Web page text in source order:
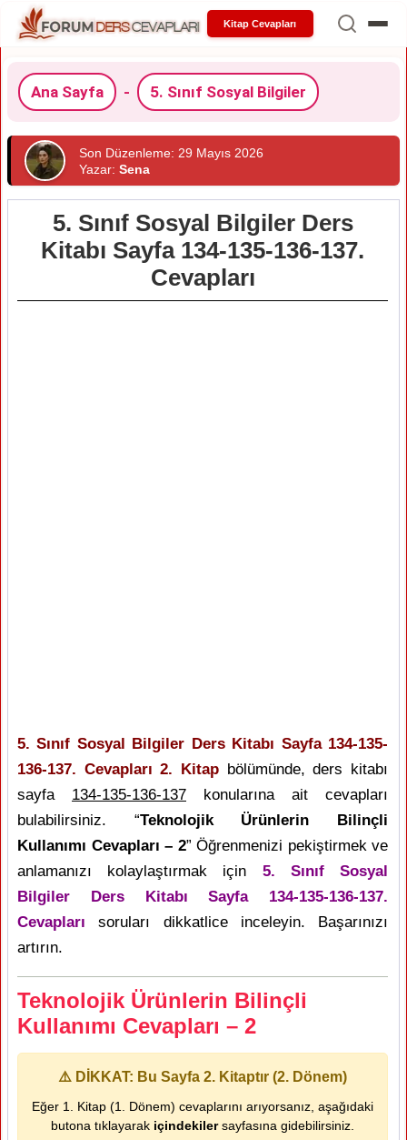
Kitap Cevapları
Ana Sayfa - 5. Sınıf Sosyal Bilgiler
Son Düzenleme: 29 Mayıs 2026
Yazar: Sena
5. Sınıf Sosyal Bilgiler Ders
Kitabı Sayfa 134-135-136-137.
Cevapları
5. Sınıf Sosyal Bilgiler Ders Kitabı Sayfa 134-135-
136-137. Cevapları 2. Kitap bölümünde, ders kitabı
sayfa 134-135-136-137 konularına ait cevapları
bulabilirsiniz. “Teknolojik Ürünlerin Bilinçli
Kullanımı Cevapları – 2” Öğrenmenizi pekiştirmek ve
anlamanızı kolaylaştırmak için 5. Sınıf Sosyal
Bilgiler Ders Kitabı Sayfa 134-135-136-137.
Cevapları soruları dikkatlice inceleyin. Başarınızı
artırın.
Teknolojik Ürünlerin Bilinçli
Kullanımı Cevapları – 2
⚠️ DİKKAT: Bu Sayfa 2. Kitaptır (2. Dönem)
Eğer 1. Kitap (1. Dönem) cevaplarını arıyorsanız, aşağıdaki
butona tıklayarak içindekilersayfasına gidebilirsiniz.